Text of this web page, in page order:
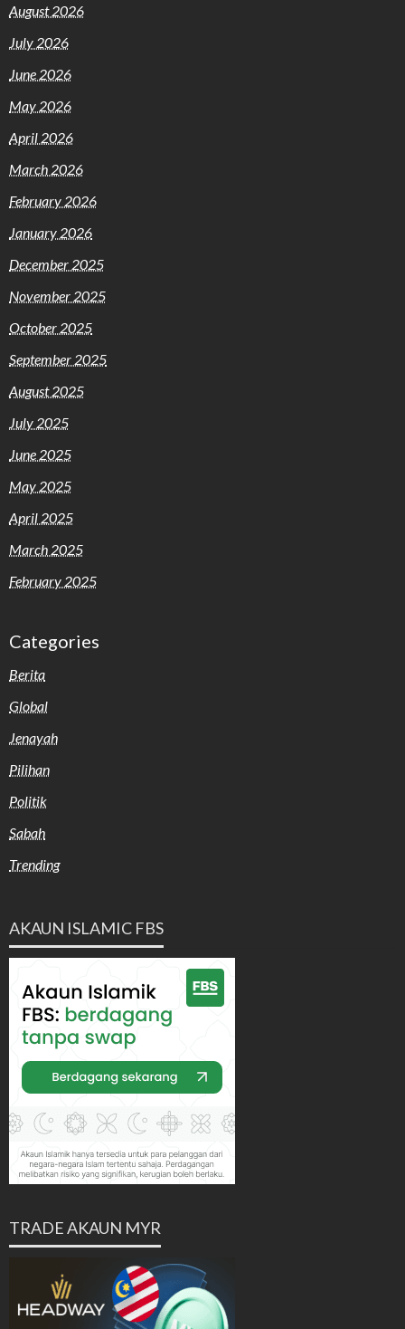
August 2026
July 2026
June 2026
May 2026
April 2026
March 2026
February 2026
January 2026
December 2025
November 2025
October 2025
September 2025
August 2025
July 2025
June 2025
May 2025
April 2025
March 2025
February 2025
Categories
Berita
Global
Jenayah
Pilihan
Politik
Sabah
Trending
AKAUN ISLAMIC FBS
TRADE AKAUN MYR